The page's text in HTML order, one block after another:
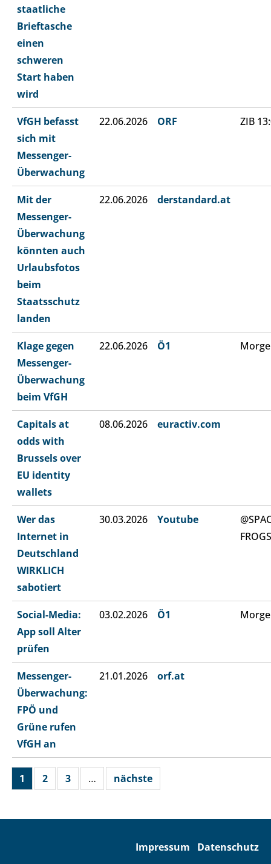
staatliche
Brieftasche
einen
schweren
Start haben
wird
VfGH befasst
sich mit
Messenger-
Überwachung
22.06.2026 ORF ZIB
Mit der
Messenger-
Überwachung
könnten auch
Urlaubsfotos
beim
Staatsschutz
landen
22.06.2026 derstandard.at
Klage gegen
Messenger-
Überwachung
beim VfGH
22.06.2026 Ö1
Capitals at
odds with
Brussels over
EU identity
wallets
08.06.2026 euractiv.com
Wer das
Internet in
Deutschland
WIRKLICH
sabotiert
30.03.2026 Youtube
FROGS
Social-Media:
App soll Alter
prüfen
03.02.2026 Ö1
Messenger-
Überwachung:
FPÖ und
Grüne rufen
VfGH an
21.01.2026 orf.at
1 2 3 … nächste
Impressum Datenschutz